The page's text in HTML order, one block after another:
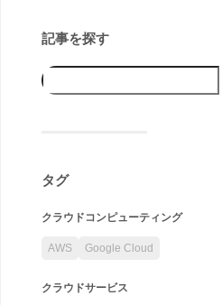
記事を探す
タグ
クラウドコンピューティング
AWS Google Cloud
クラウドサービス